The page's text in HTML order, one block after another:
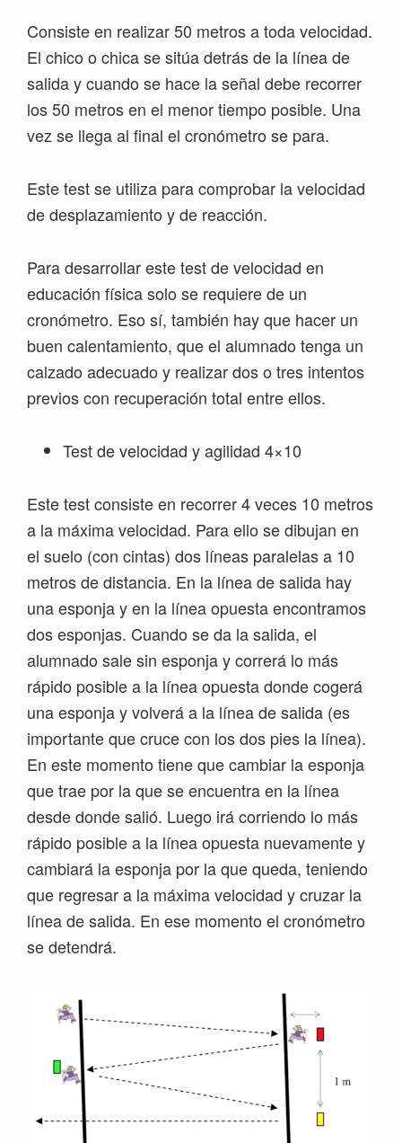
Consiste en realizar 50 metros a toda velocidad.
El chico o chica se sitúa detrás de la línea de
salida y cuando se hace la señal debe recorrer
los 50 metros en el menor tiempo posible. Una
vez se llega al final el cronómetro se para.
Este test se utiliza para comprobar la velocidad
de desplazamiento y de reacción.
Para desarrollar este test de velocidad en
educación física solo se requiere de un
cronómetro. Eso sí, también hay que hacer un
buen calentamiento, que el alumnado tenga un
calzado adecuado y realizar dos o tres intentos
previos con recuperación total entre ellos.
Test de velocidad y agilidad 4×10
Este test consiste en recorrer 4 veces 10 metros
a la máxima velocidad. Para ello se dibujan en
el suelo (con cintas) dos líneas paralelas a 10
metros de distancia. En la línea de salida hay
una esponja y en la línea opuesta encontramos
dos esponjas. Cuando se da la salida, el
alumnado sale sin esponja y correrá lo más
rápido posible a la línea opuesta donde cogerá
una esponja y volverá a la línea de salida (es
importante que cruce con los dos pies la línea).
En este momento tiene que cambiar la esponja
que trae por la que se encuentra en la línea
desde donde salió. Luego irá corriendo lo más
rápido posible a la línea opuesta nuevamente y
cambiará la esponja por la que queda, teniendo
que regresar a la máxima velocidad y cruzar la
línea de salida. En ese momento el cronómetro
se detendrá.